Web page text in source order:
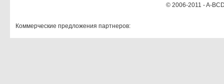
© 2006-2011 - A-
Коммерческие предложения партнеров: